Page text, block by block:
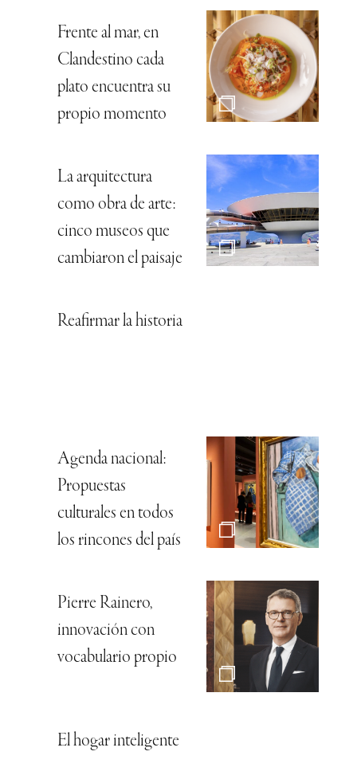
Frente al mar, en
Clandestino cada
plato encuentra su
propio momento
La arquitectura
como obra de arte:
cinco museos que
cambiaron el paisaje
Reafirmar la historia
Agenda nacional:
Propuestas
culturales en todos
los rincones del país
Pierre Rainero,
innovación con
vocabulario propio
El hogar inteligente